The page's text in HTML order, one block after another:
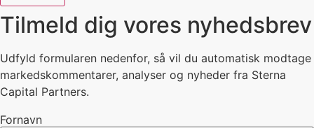
Tilmeld dig vores nyhedsbrev
Udfyld formularen nedenfor, så vil du automatisk modtage
markedskommentarer, analyser og nyheder fra Sterna
Capital Partners.
Fornavn